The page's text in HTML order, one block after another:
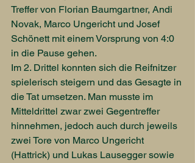
Treffer von Florian Baumgartner, Andi
Novak, Marco Ungericht und Josef
Schönett mit einem Vorsprung von 4:0
in die Pause gehen.
Im 2. Drittel konnten sich die Reifnitzer
spielerisch steigern und das Gesagte in
die Tat umsetzen. Man musste im
Mitteldrittel zwar zwei Gegentreffer
hinnehmen, jedoch auch durch jeweils
zwei Tore von Marco Ungericht
(Hattrick) und Lukas Lausegger sowie